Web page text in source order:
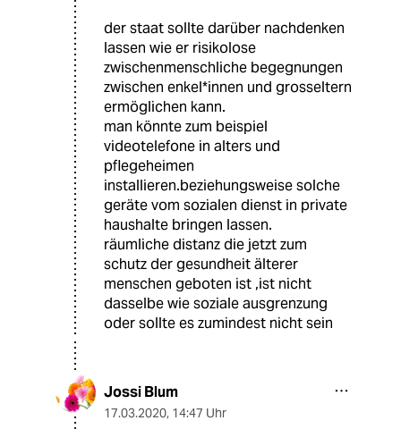
der staat sollte darüber nachdenken
lassen wie er risikolose
zwischenmenschliche begegnungen
zwischen enkel*innen und grosseltern
ermöglichen kann.
man könnte zum beispiel
videotelefone in alters und
pflegeheimen
installieren.beziehungsweise solche
geräte vom sozialen dienst in private
haushalte bringen lassen.
räumliche distanz die jetzt zum
schutz der gesundheit älterer
menschen geboten ist ,ist nicht
dasselbe wie soziale ausgrenzung
oder sollte es zumindest nicht sein
Jossi Blum
17.03.2020, 14:47 Uhr